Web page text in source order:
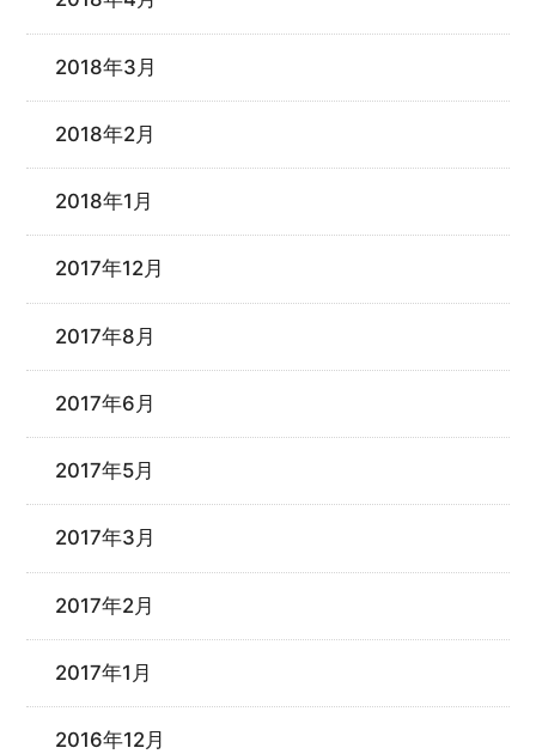
2018年3月
2018年2月
2018年1月
2017年12月
2017年8月
2017年6月
2017年5月
2017年3月
2017年2月
2017年1月
2016年12月